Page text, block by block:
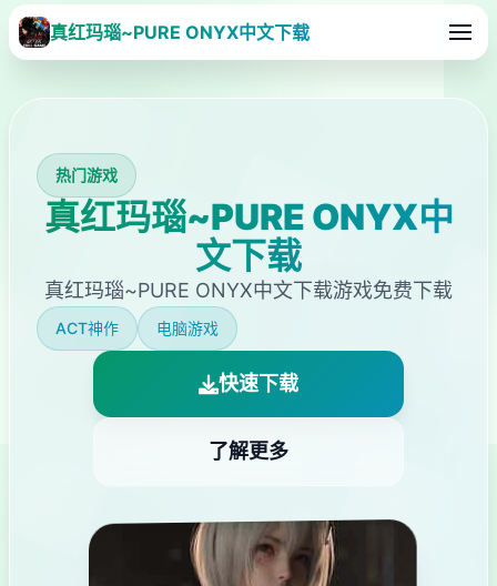
真红玛瑙~PURE ONYX中文下载
热门游戏
真红玛瑙~PURE ONYX中
文下载
真红玛瑙~PURE ONYX中文下载游戏免费下载
ACT神作 电脑游戏
快速下载
了解更多